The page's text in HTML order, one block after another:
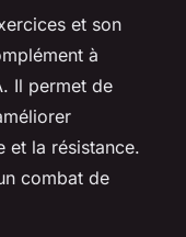
et son
à
Il permet de
et la résistance.
combat de